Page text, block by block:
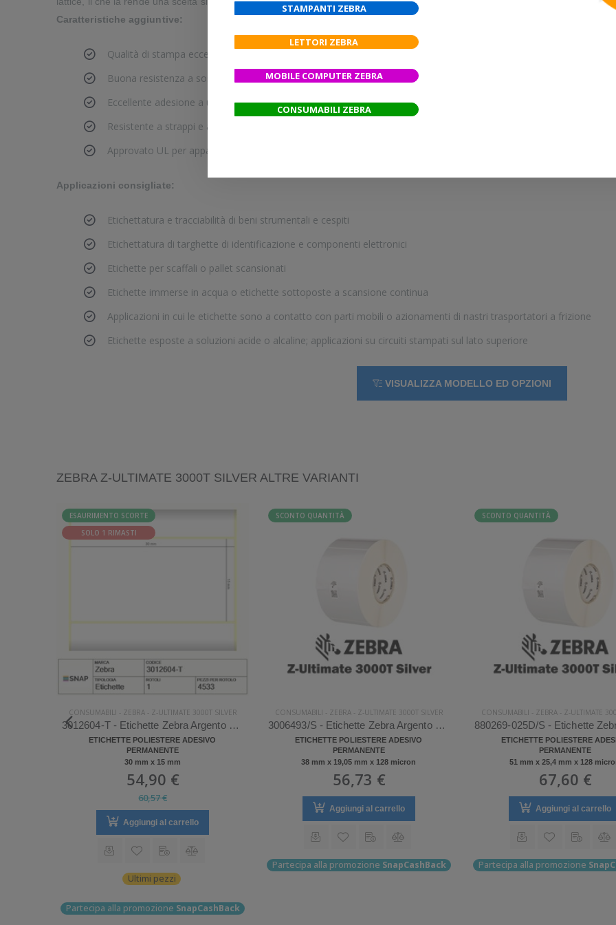
STAMPANTI ZEBRA
LETTORI ZEBRA
MOBILE COMPUTER ZEBRA
CONSUMABILI ZEBRA
Caratteristiche aggiuntive:
Qualità di stampa eccezionale, resistenza a sbavature e graffi
Buona resistenza a sostanze chimiche e solventi moderati e aggressivi
Eccellente adesione a un'ampia gamma di superfici
Resistente a strappi e acqua
Approvato UL per apparecchiature elettroniche, come etichetta che dura quanto il prodotto
Applicazioni consigliate:
Etichettatura e tracciabilità di beni strumentali e cespiti
Etichettatura di targhette di identificazione e componenti elettronici
Etichette per scaffali o pallet scansionati
Etichette immerse in acqua o etichette sottoposte a scansione continua
Applicazioni in cui le etichette sono a contatto con parti mobili o azionamenti di nastri trasportatori a frizione
Etichette esposte a soluzioni acide o alcaline; applicazioni su circuiti stampati sul lato superiore
VISUALIZZA MODELLO ED OPZIONI
ZEBRA Z-ULTIMATE 3000T SILVER ALTRE VARIANTI
ESAURIMENTO SCORTE
SOLO 1 RIMASTI
CONSUMABILI - ZEBRA- Z-ULTIMATE 3000T SILVER
3012604-T - Etichette Zebra Argento Z-Ultimate 3000T Silver
ETICHETTE POLIESTERE ADESIVO
PERMANENTE
30 mm x 15 mm
54,90 €
60,57 €
Aggiungi al carrello
Ultimi pezzi
Partecipa alla promozione SnapCashBack
SCONTO QUANTITÀ
CONSUMABILI - ZEBRA- Z-ULTIMATE 3000T SILVER
3006493/S - Etichette Zebra Argento Z-Ultimate 3000T Silver
ETICHETTE POLIESTERE ADESIVO
PERMANENTE
38 mm x 19,05 mm x 128 micron
56,73 €
Aggiungi al carrello
Partecipa alla promozione SnapCashBack
SCONTO QUANTITÀ
CONSUMABILI - ZEBRA- Z-ULTIMATE
ETICHETTE POLIESTERE
PERMANENTE
51 mm x 25,4 mm x 128
67,60 €
Aggiungi al carrello
Partecipa alla promozione